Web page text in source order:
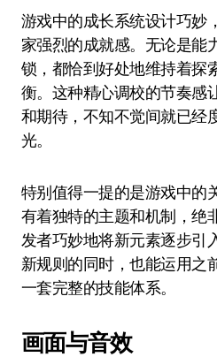
游戏中的成长系统设计巧妙
家强烈的成就感。无论是能
锁，都恰到好处地维持着探
衡。这种精心调校的节奏感
和期待，不知不觉间就已经
光。
特别值得一提的是游戏中的
有着独特的主题和机制，绝
发者巧妙地将新元素逐步引
新规则的同时，也能运用之
一套完整的技能体系。
画面与音效